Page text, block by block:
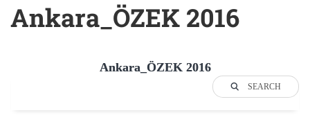
Ankara_ÖZEK 2016
Ankara_ÖZEK 2016
SEARCH